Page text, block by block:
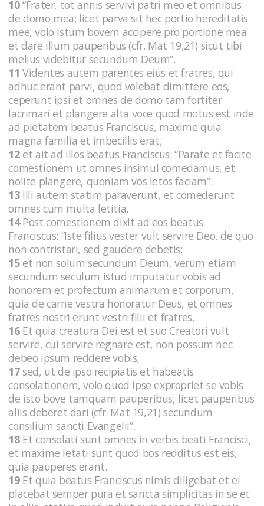
10“Frater, tot annis servivi patri meo et omnibus
de domo mea; licet parva sit hec portio hereditatis
mee, volo istum bovem accipere pro portione mea
et dare illum pauperibus (cfr. Mat 19,21) sicut tibi
melius videbitur secundum Deum”.
11 Videntes autem parentes eius et fratres, qui
adhuc erant parvi, quod volebat dimittere eos,
ceperunt ipsi et omnes de domo tam fortiter
lacrimari et plangere alta voce quod motus est inde
ad pietatem beatus Franciscus, maxime quia
magna familia et imbecillis erat;
12et ait ad illos beatus Franciscus: “Parate et facite
comestionem ut omnes insimul comedamus, et
nolite plangere, quoniam vos letos faciam”.
13Illi autem statim paraverunt, et comederunt
omnes cum multa letitia.
14Post comestionem dixit ad eos beatus
Franciscus: “Iste filius vester vult servire Deo, de quo
non contristari, sed gaudere debetis;
15et non solum secundum Deum, verum etiam
secundum seculum istud imputatur vobis ad
honorem et profectum animarum et corporum,
quia de carne vestra honoratur Deus, et omnes
fratres nostri erunt vestri filii et fratres.
16Et quia creatura Dei est et suo Creatori vult
servire, cui servire regnare est, non possum nec
debeo ipsum reddere vobis;
17sed, ut de ipso recipiatis et habeatis
consolationem, volo quod ipse expropriet se vobis
de isto bove tamquam pauperibus, licet pauperibus
aliis deberet dari (cfr. Mat 19,21) secundum
consilium sancti Evangelii”.
18Et consolati sunt omnes in verbis beati Francisci,
et maxime letati sunt quod bos redditus est eis,
quia pauperes erant.
19Et quia beatus Franciscus nimis diligebat et ei
placebat semper pura et sancta simplicitas in se et